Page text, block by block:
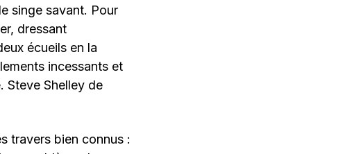
singe savant. Pour
dressant
écueils en la
incessants et
Steve Shelley de
travers bien connus :